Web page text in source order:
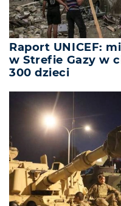
Raport UNICEF:
w Strefie Gazy w
300 dzieci